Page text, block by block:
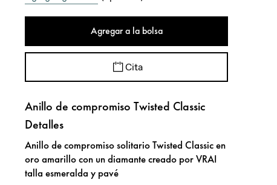
Agregar a la bolsa
Cita
Anillo de compromiso Twisted Classic
Detalles
Anillo de compromiso solitario Twisted Classic en
oro amarillo con un diamante creado por VRAI
talla esmeralda y pavé